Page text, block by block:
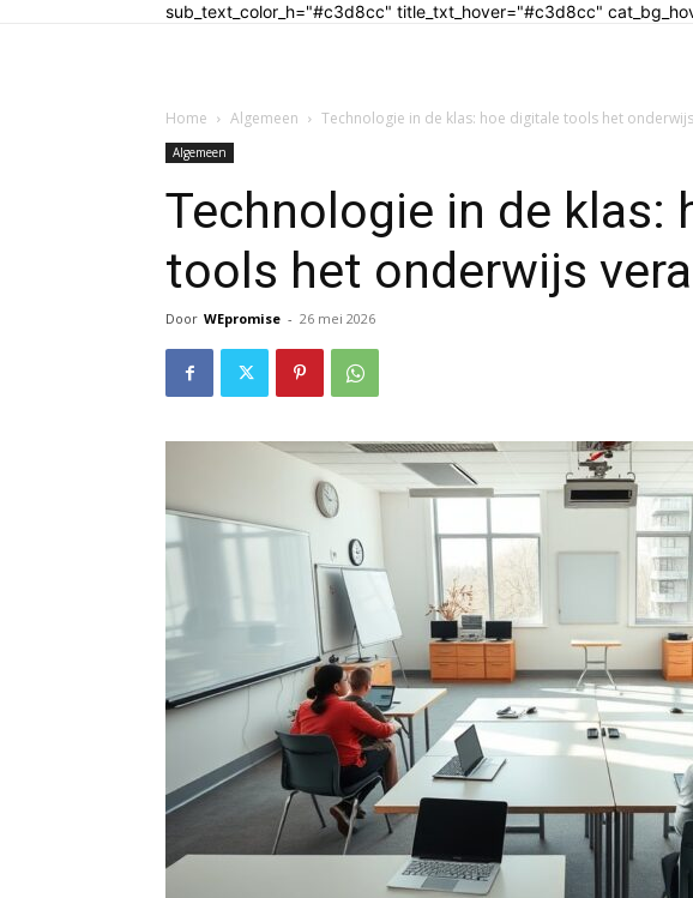
sub_text_color_h="#c3d8cc" title_txt_hover="#c3d8cc"
Home Algemeen Technologie in de klas: hoe digitale tools het
Algemeen
Technologie in de klas:
tools het onderwijs
Door WEpromise - 26 mei 2026